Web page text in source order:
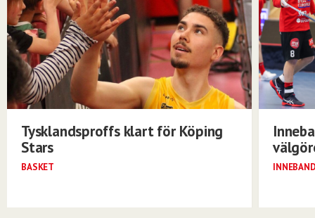
Tysklandsproffs klart för Köping
Stars
BASKET